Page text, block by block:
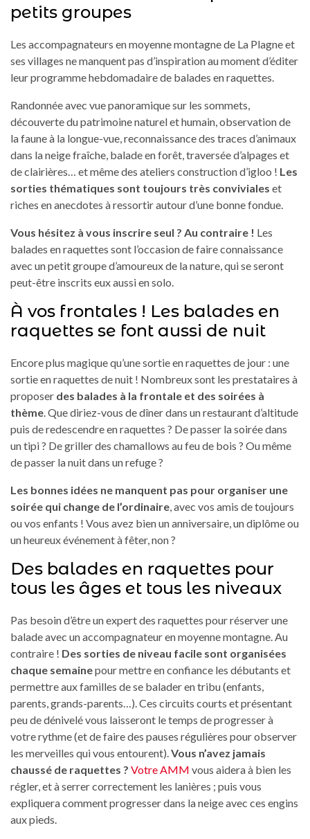
petits groupes
Les accompagnateurs en moyenne montagne de La Plagne et
ses villages ne manquent pas d’inspiration au moment d’éditer
leur programme hebdomadaire de balades en raquettes.
Randonnée avec vue panoramique sur les sommets,
découverte du patrimoine naturel et humain, observation de
la faune à la longue-vue, reconnaissance des traces d’animaux
dans la neige fraîche, balade en forêt, traversée d’alpages et
de clairières… et même des ateliers construction d’igloo ! Les
sorties thématiques sont toujours très conviviales et
riches en anecdotes à ressortir autour d’une bonne fondue.
Vous hésitez à vous inscrire seul ? Au contraire ! Les
balades en raquettes sont l’occasion de faire connaissance
avec un petit groupe d’amoureux de la nature, qui se seront
peut-être inscrits eux aussi en solo.
À vos frontales ! Les balades en
raquettes se font aussi de nuit
Encore plus magique qu’une sortie en raquettes de jour : une
sortie en raquettes de nuit ! Nombreux sont les prestataires à
proposer des balades à la frontale et des soirées à
thème. Que diriez-vous de dîner dans un restaurant d’altitude
puis de redescendre en raquettes ? De passer la soirée dans
un tipi ? De griller des chamallows au feu de bois ? Ou même
de passer la nuit dans un refuge ?
Les bonnes idées ne manquent pas pour organiser une
soirée qui change de l’ordinaire, avec vos amis de toujours
ou vos enfants ! Vous avez bien un anniversaire, un diplôme ou
un heureux événement à fêter, non ?
Des balades en raquettes pour
tous les âges et tous les niveaux
Pas besoin d’être un expert des raquettes pour réserver une
balade avec un accompagnateur en moyenne montagne. Au
contraire ! Des sorties de niveau facile sont organisées
chaque semainepour mettre en confiance les débutants et
permettre aux familles de se balader en tribu (enfants,
parents, grands-parents…). Ces circuits courts et présentant
peu de dénivelé vous laisseront le temps de progresser à
votre rythme (et de faire des pauses régulières pour observer
les merveilles qui vous entourent).Vous n’avez jamais
chaussé de raquettes ? Votre AMM vous aidera à bien les
régler, et à serrer correctement les lanières ; puis vous
expliquera comment progresser dans la neige avec ces engins
aux pieds.